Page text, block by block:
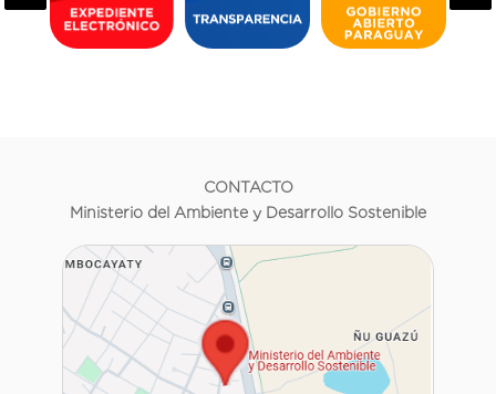
CONTACTO
Ministerio del Ambiente y Desarrollo Sostenible